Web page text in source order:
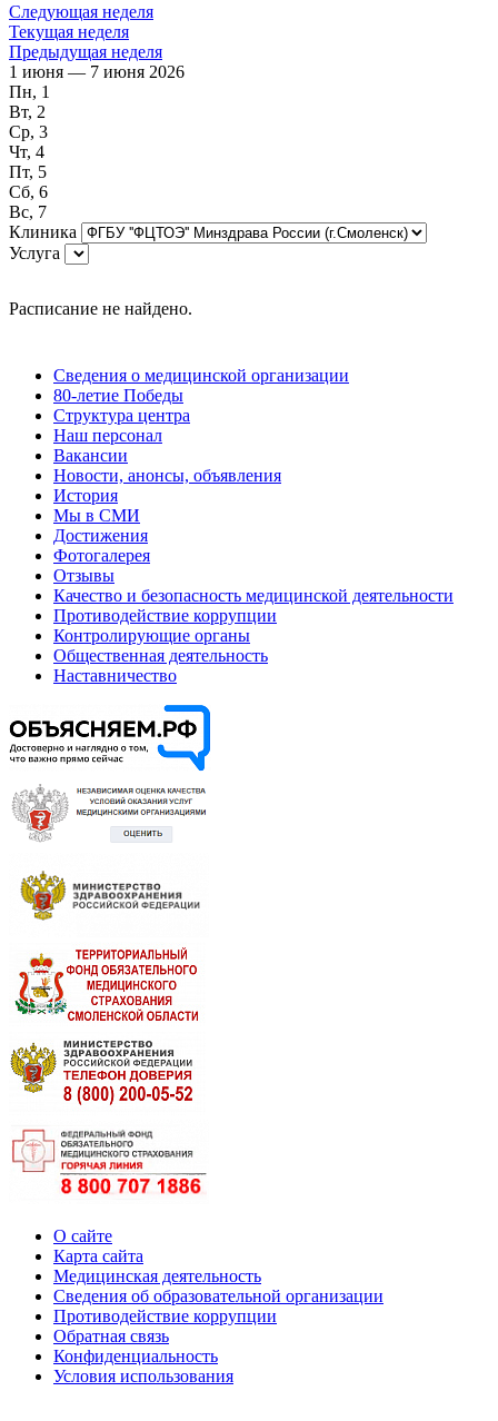
Следующая неделя
Текущая неделя
Предыдущая неделя
1 июня — 7 июня 2026
Пн, 1
Вт, 2
Ср, 3
Чт, 4
Пт, 5
Сб, 6
Вс, 7
Клиника
Услуга
Расписание не найдено.
Сведения о медицинской организации
80-летие Победы
Структура центра
Наш персонал
Вакансии
Новости, анонсы, объявления
История
Мы в СМИ
Достижения
Фотогалерея
Отзывы
Качество и безопасность медицинской деятельности
Противодействие коррупции
Контролирующие органы
Общественная деятельность
Наставничество
О сайте
Карта сайта
Медицинская деятельность
Сведения об образовательной организации
Противодействие коррупции
Обратная связь
Конфиденциальность
Условия использования